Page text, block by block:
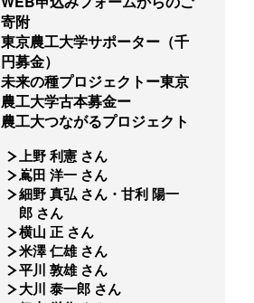
寄附
東京農工大学サポーター（千
円募金）
未来の種プロジェクトー東京
農工大学古本募金ー
農工大つながるプロジェクト
上野 利憲 さん
嶌田 洋一 さん
細野 真弘 さん・甘利 陽一
郎 さん
横山 正 さん
米澤 仁雄 さん
平川 敦雄 さん
大川 泰一郎 さん